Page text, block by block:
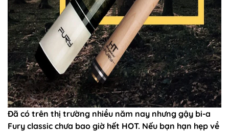
Đã có trên thị trường nhiều năm nay nhưng gậy bi-a
Fury classic chưa bao giờ hết HOT. Nếu bạn hạn hẹp về